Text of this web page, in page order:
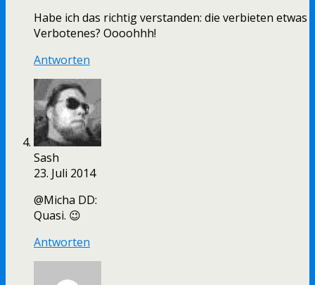
Habe ich das richtig verstanden: die verbieten etwas
Verbotenes? Oooohhh!
Antworten
Sash
23. Juli 2014
@Micha DD:
Quasi. 😉
Antworten